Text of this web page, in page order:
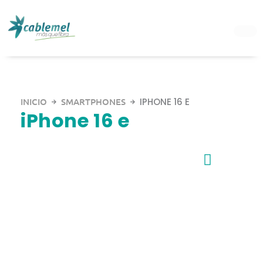
contenido
INICIO SMARTPHONES IPHONE 16 E
iPhone 16 e